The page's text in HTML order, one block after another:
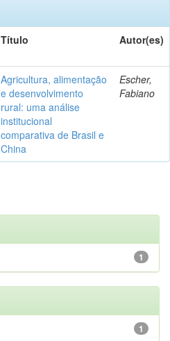
Título Autor(es)
Agricultura, alimentação
e desenvolvimento
rural: uma análise
institucional
comparativa de Brasil e
China
Escher,
Fabiano
1
1